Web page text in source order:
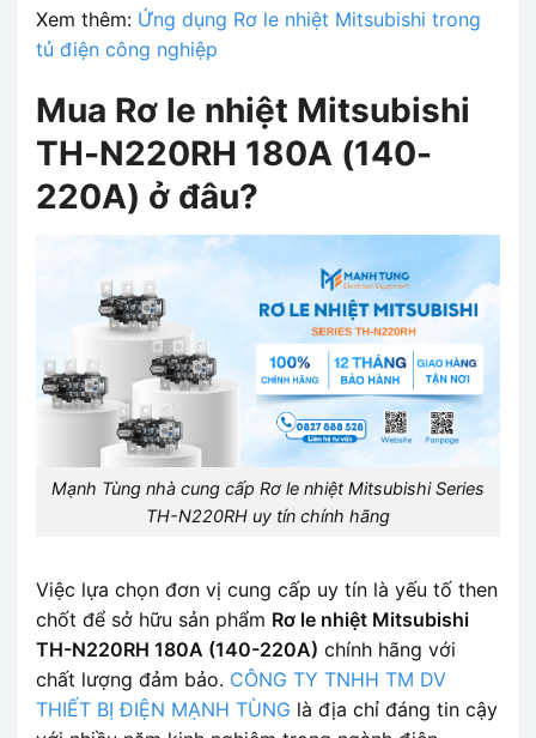
Xem thêm: Ứng dụng Rơ le nhiệt Mitsubishi trong
tủ điện công nghiệp
Mua Rơ le nhiệt Mitsubishi
TH-N220RH 180A (140-
220A) ở đâu?
Mạnh Tùng nhà cung cấp Rơ le nhiệt Mitsubishi Series
TH-N220RH uy tín chính hãng
Việc lựa chọn đơn vị cung cấp uy tín là yếu tố then
chốt để sở hữu sản phẩm Rơ le nhiệt Mitsubishi
TH-N220RH 180A (140-220A) chính hãng với
chất lượng đảm bảo. CÔNG TY TNHH TM DV
THIẾT BỊ ĐIỆN MẠNH TÙNG là địa chỉ đáng tin cậy